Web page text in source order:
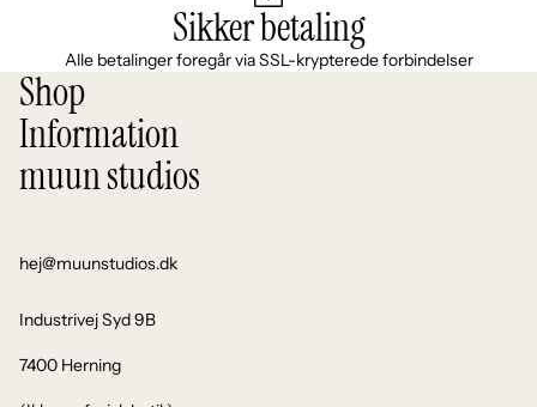
Sikker betaling
Alle betalinger foregår via SSL-krypterede forbindelser
Shop
Information
muun studios
hej@muunstudios.dk
Industrivej Syd 9B
7400 Herning